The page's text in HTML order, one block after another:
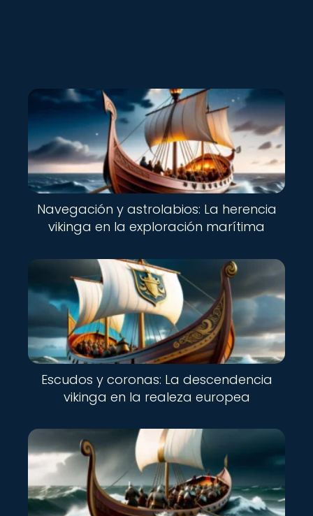
Navegación y astrolabios: La herencia
vikinga en la exploración marítima
Escudos y coronas: La descendencia
vikinga en la realeza europea